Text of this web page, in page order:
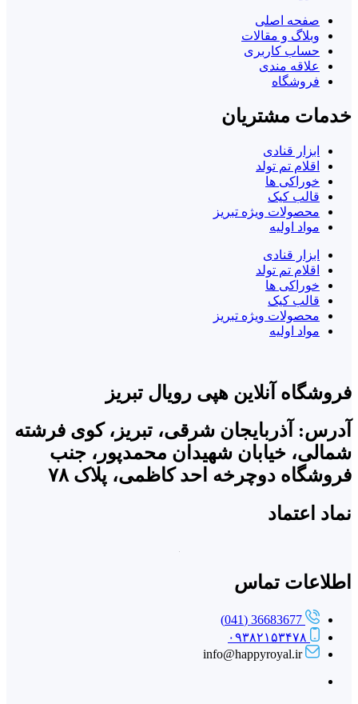
صفحه اصلی
وبلاگ و مقالات
حساب کاربری
علاقه مندی
فروشگاه
خدمات مشتریان
ابزار قنادی
اقلام تم تولد
خوراکی ها
قالب کیک
محصولات ویژه تبریز
مواد اولیه
ابزار قنادی
اقلام تم تولد
خوراکی ها
قالب کیک
محصولات ویژه تبریز
مواد اولیه
فروشگاه آنلاین هپی رویال تبریز
آدرس: آذربایجان شرقی، تبریز، کوی فرشته
شمالی، خیابان شهیدان محمدپور، جنب
فروشگاه دوچرخه احد کاظمی، پلاک ۷۸
نماد اعتماد
اطلاعات تماس
36683677 (041)
۰۹۳۸۲۱۵۳۴۷۸
info@happyroyal.ir